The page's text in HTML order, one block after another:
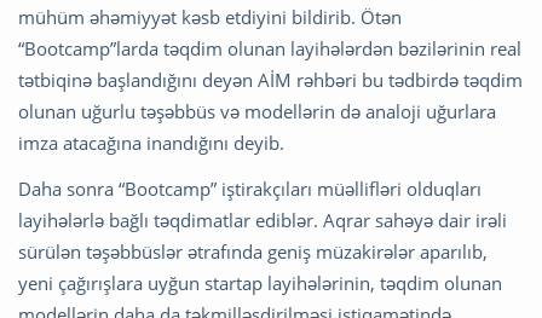
mühüm əhəmiyyət kəsb etdiyini bildirib. Ötən
“Bootcamp”larda təqdim olunan layihələrdən bəzilərinin real
tətbiqinə başlandığını deyən AİM rəhbəri bu tədbirdə təqdim
olunan uğurlu təşəbbüs və modellərin də analoji uğurlara
imza atacağına inandığını deyib.
Daha sonra “Bootcamp” iştirakçıları müəllifləri olduqları
layihələrlə bağlı təqdimatlar ediblər. Aqrar sahəyə dair irəli
sürülən təşəbbüslər ətrafında geniş müzakirələr aparılıb,
yeni çağırışlara uyğun startap layihələrinin, təqdim olunan